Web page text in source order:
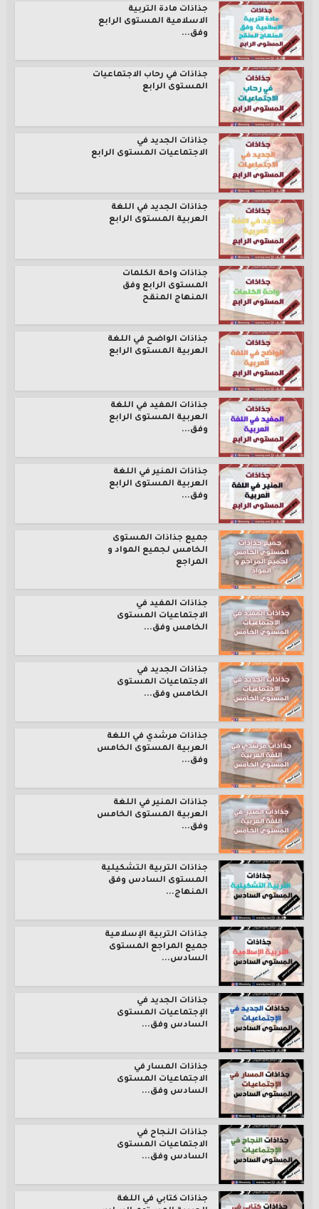
جذاذات مادة التربية
الاسلامية المستوى الرابع
وفق...
جذاذات في رحاب الاجتماعيات
المستوى الرابع
جذاذات الجديد في
الاجتماعيات المستوى الرابع
جذاذات الجديد في اللغة
العربية المستوى الرابع
جذاذات واحة الكلمات
المستوى الرابع وفق
المنهاج المنقح
جذاذات الواضح في اللغة
العربية المستوى الرابع
جذاذات المفيد في اللغة
العربية المستوى الرابع
وفق...
جذاذات المنير في اللغة
العربية المستوى الرابع
وفق...
جميع جذاذات المستوى
الخامس لجميع المواد و
المراجع
جذاذات المفيد في
الاجتماعيات المستوى
الخامس وفق...
جذاذات الجديد في
الاجتماعيات المستوى
الخامس وفق...
جذاذات مرشدي في اللغة
العربية المستوى الخامس
وفق...
جذاذات المنير في اللغة
العربية المستوى الخامس
وفق...
جذاذات التربية التشكيلية
المستوى السادس وفق
المنهاج...
جذاذات التربية الإسلامية
جميع المراجع المستوى
السادس...
جذاذات الجديد في
الإجتماعيات المستوى
السادس وفق...
جذاذات المسار في
الاجتماعيات المستوى
السادس وفق...
جذاذات النجاح في
الاجتماعيات المستوى
السادس وفق...
جذاذات كتابي في اللغة